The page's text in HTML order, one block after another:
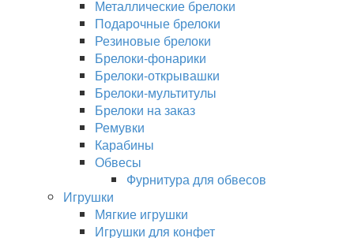
Металлические брелоки
Подарочные брелоки
Резиновые брелоки
Брелоки-фонарики
Брелоки-открывашки
Брелоки-мультитулы
Брелоки на заказ
Ремувки
Карабины
Обвесы
Фурнитура для обвесов
Игрушки
Мягкие игрушки
Игрушки для конфет